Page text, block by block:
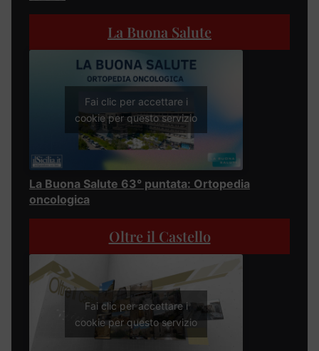
La Buona Salute
Fai clic per accettare i
cookie per questo servizio
La Buona Salute 63° puntata: Ortopedia
oncologica
Oltre il Castello
Fai clic per accettare i
cookie per questo servizio